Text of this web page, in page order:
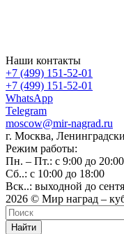
Наши контакты
+7 (499) 151-52-01
+7 (499) 151-52-01
WhatsApp
Telegram
moscow@mir-nagrad.ru
г. Москва,
Режим работы:
Пн. – Пт.: с 9:00 до 20:00
Сб..: с 10:00 до 18:00
Вск..: выходной до
2026 © Мир наград –
Найти